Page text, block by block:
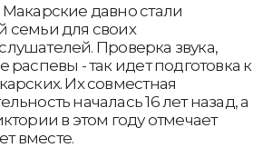
давно стали
семьи для своих
Проверка звука,
распевы - так идет подготовка к
Их совместная
началась 16 лет назад, а
в этом году отмечает
вместе.